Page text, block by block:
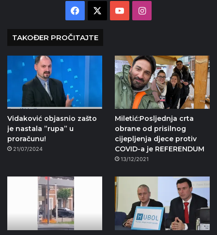
Facebook YouTubeInstagram
TAKOĐER PROČITAJTE
Vidaković objasnio zašto
je nastala ”rupa” u
proračunu!
21/07/2024
Miletić:Posljednja crta
obrane od prisilnog
cijepljenja djece protiv
COVID-a je REFERENDUM
13/12/2021